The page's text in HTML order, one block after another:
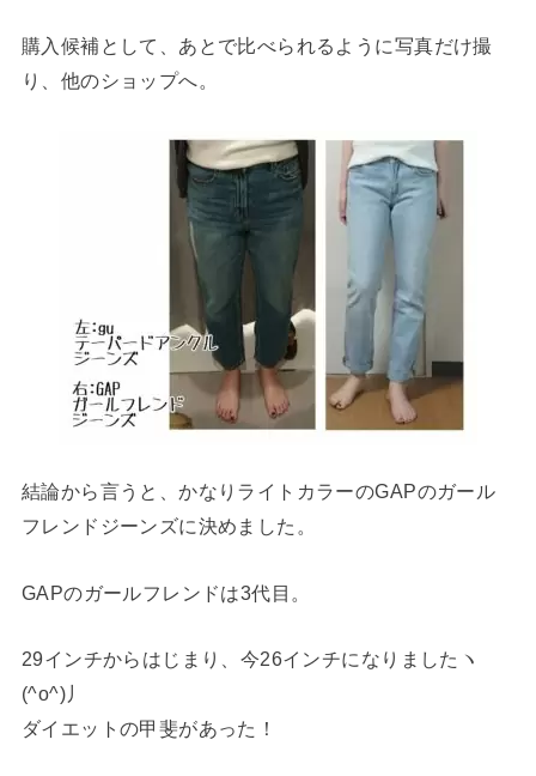
購入候補として、あとで比べられるように写真だけ撮
り、他のショップへ。
結論から言うと、かなりライトカラーのGAPのガール
フレンドジーンズに決めました。
GAPのガールフレンドは3代目。
29インチからはじまり、今26インチになりましたヽ
(^o^)丿
ダイエットの甲斐があった！